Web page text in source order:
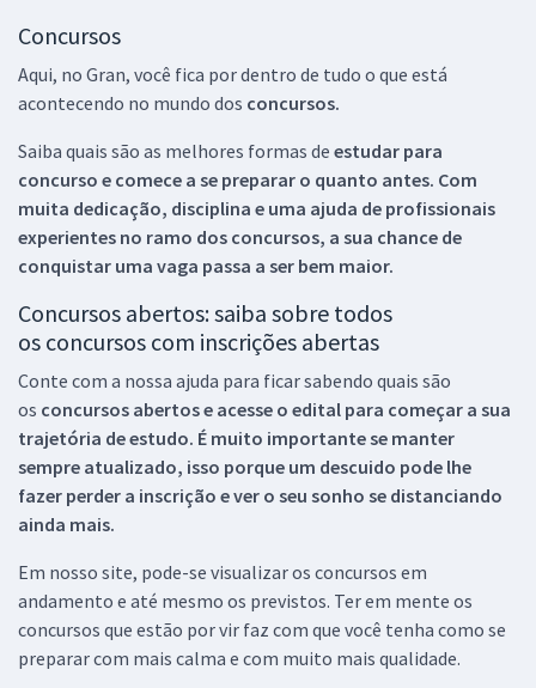
Concursos
Aqui, no Gran, você fica por dentro de tudo o que está
acontecendo no mundo dos concursos.
Saiba quais são as melhores formas de estudar para
concurso e comece a se preparar o quanto antes. Com
muita dedicação, disciplina e uma ajuda de profissionais
experientes no ramo dos concursos, a sua chance de
conquistar uma vaga passa a ser bem maior.
Concursos abertos: saiba sobre todos
os concursos com inscrições abertas
Conte com a nossa ajuda para ficar sabendo quais são
os concursos abertos e acesse o edital para começar a sua
trajetória de estudo. É muito importante se manter
sempre atualizado, isso porque um descuido pode lhe
fazer perder a inscrição e ver o seu sonho se distanciando
ainda mais.
Em nosso site, pode-se visualizar os concursos em
andamento e até mesmo os previstos. Ter em mente os
concursos que estão por vir faz com que você tenha como se
preparar com mais calma e com muito mais qualidade.